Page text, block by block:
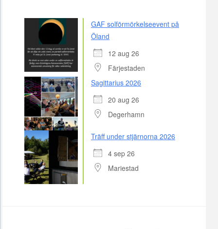
GAF solförmörkelseevent på
Öland
12 aug 26
Färjestaden
Sagittarius 2026
20 aug 26
Degerhamn
Träff under stjärnorna 2026
4 sep 26
Mariestad